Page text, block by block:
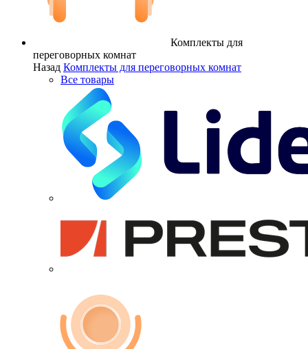
Комплекты для
переговорных комнат
Назад Комплекты для переговорных комнат
Все товары